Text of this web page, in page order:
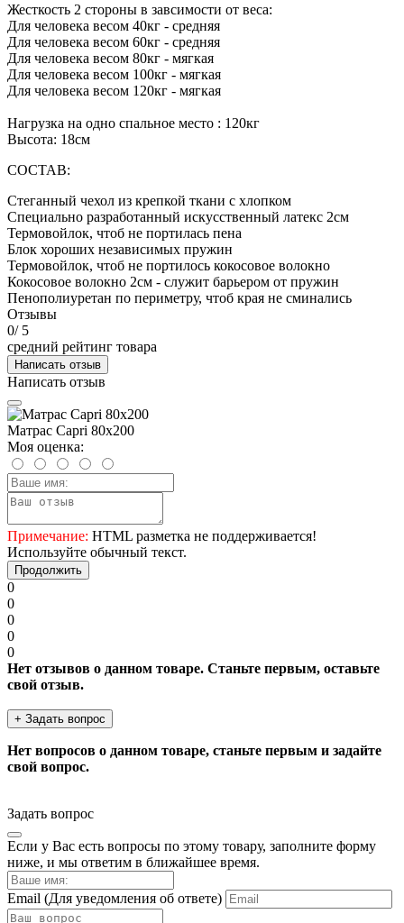
Жесткость 2 стороны в завсимости от веса:
Для человека весом 40кг - средняя
Для человека весом 60кг - средняя
Для человека весом 80кг - мягкая
Для человека весом 100кг - мягкая
Для человека весом 120кг - мягкая
Нагрузка на одно спальное место : 120кг
Высота: 18см
СОСТАВ:
Стеганный чехол из крепкой ткани с хлопком
Специально разработанный искусственный латекс 2см
Термовойлок, чтоб не портилась пена
Блок хороших независимых пружин
Термовойлок, чтоб не портилось кокосовое волокно
Кокосовое волокно 2см - служит барьером от пружин
Пенополиуретан по периметру, чтоб края не сминались
Отзывы
0/ 5
средний рейтинг товара
Написать отзыв
Написать отзыв
Матрас Capri 80х200
Моя оценка:
Примечание: HTML разметка не поддерживается!
Используйте обычный текст.
Продолжить
0
0
0
0
0
Нет отзывов о данном товаре. Станьте первым, оставьте
свой отзыв.
+ Задать вопрос
Нет вопросов о данном товаре, станьте первым и задайте
свой вопрос.
Задать вопрос
Если у Вас есть вопросы по этому товару, заполните форму
ниже, и мы ответим в ближайшее время.
Email (Для уведомления об ответе)